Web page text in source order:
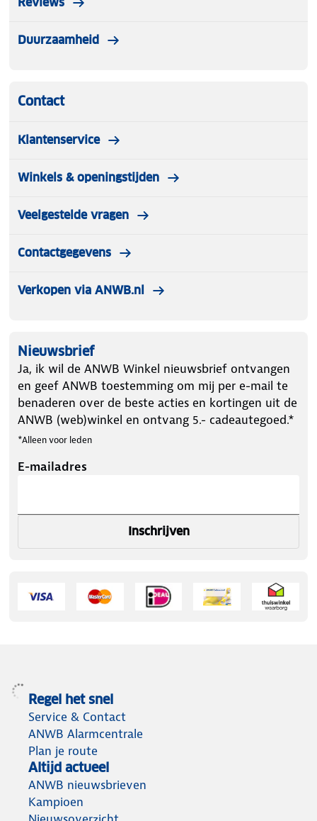
Duurzaamheid
Contact
Klantenservice
Winkels & openingstijden
Veelgestelde vragen
Contactgegevens
Verkopen via ANWB.nl
Nieuwsbrief
Ja, ik wil de ANWB Winkel nieuwsbrief ontvangen
en geef ANWB toestemming om mij per e-mail te
benaderen over de beste acties en kortingen uit de
ANWB (web)winkel en ontvang 5.- cadeautegoed.*
*Alleen voor leden
E-mailadres
Inschrijven
Regel het snel
Service & Contact
ANWB Alarmcentrale
Plan je route
Altijd actueel
ANWB nieuwsbrieven
Kampioen